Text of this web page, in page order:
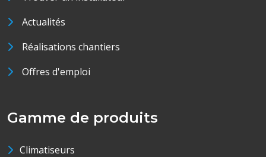
Actualités
Réalisations chantiers
Offres d'emploi
Gamme de produits
Climatiseurs